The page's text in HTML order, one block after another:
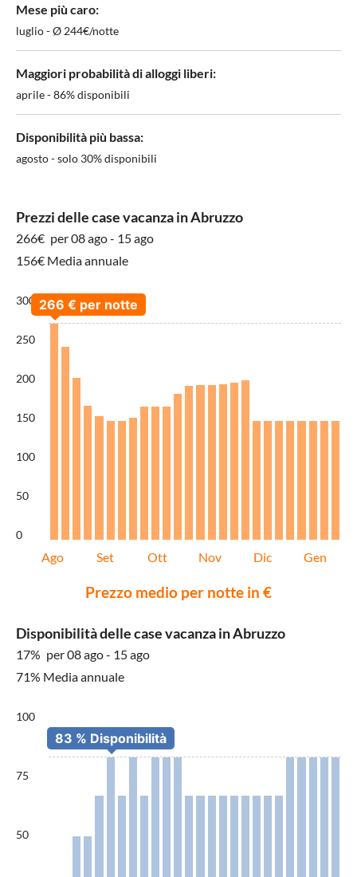
Mese più caro:
luglio - Ø 244€/notte
Maggiori probabilità di alloggi liberi:
aprile - 86% disponibili
Disponibilità più bassa:
agosto - solo 30% disponibili
Prezzi delle case vacanza in Abruzzo
266€ per 08 ago - 15 ago
156€ Media annuale
300
250
200
150
100
50
0
Ago Set Ott Nov Dic Gen
Prezzo medio per notte in €
Disponibilità delle case vacanza in Abruzzo
17% per 08 ago - 15 ago
71% Media annuale
100
75
50